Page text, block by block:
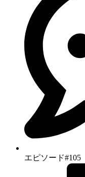
エピソード#105